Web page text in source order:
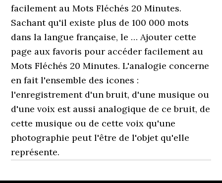
facilement au Mots Fléchés 20 Minutes.
Sachant qu'il existe plus de 100 000 mots
dans la langue française, le … Ajouter cette
page aux favoris pour accéder facilement au
Mots Fléchés 20 Minutes. L'analogie concerne
en fait l'ensemble des icones :
l'enregistrement d'un bruit, d'une musique ou
d'une voix est aussi analogique de ce bruit, de
cette musique ou de cette voix qu'une
photographie peut l'être de l'objet qu'elle
représente.